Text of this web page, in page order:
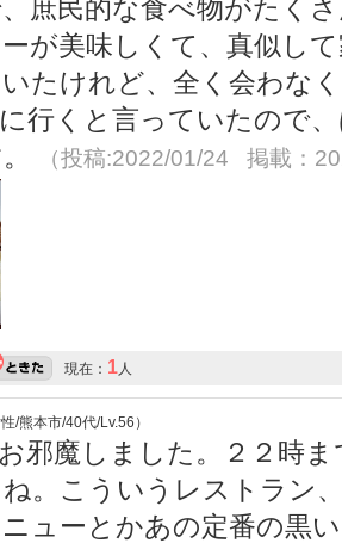
庶民的な食べ物がたく
が美味しくて、真似し
たけれど、全く会わな
行くと言っていたので
（投稿:2022/01/24 掲載：
現在： 1 人
/熊本市/40代/Lv.56）
邪魔しました。２２時
。こういうレストラン
ューとかあの定番の黒